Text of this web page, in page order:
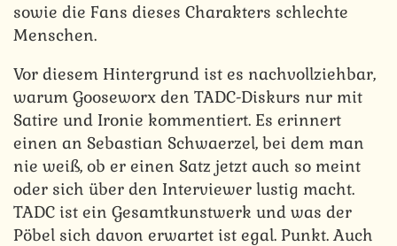
sowie die Fans dieses Charakters schlechte
Menschen.
Vor diesem Hintergrund ist es nachvollziehbar,
warum Gooseworx den TADC-Diskurs nur mit
Satire und Ironie kommentiert. Es erinnert
einen an Sebastian Schwaerzel, bei dem man
nie weiß, ob er einen Satz jetzt auch so meint
oder sich über den Interviewer lustig macht.
TADC ist ein Gesamtkunstwerk und was der
Pöbel sich davon erwartet ist egal. Punkt. Auch